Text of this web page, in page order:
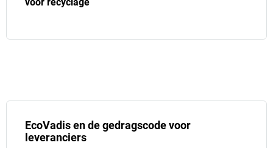
EcoVadis en de gedragscode voor
leveranciers